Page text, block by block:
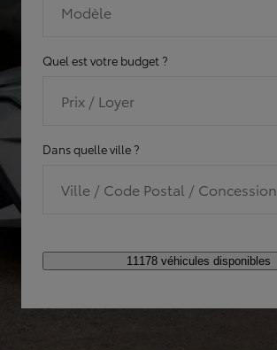
Modèle
Quel est votre budget ?
Prix / Loyer
Dans quelle ville ?
Ville / Code Postal / Concession
11178 véhicules disponibles